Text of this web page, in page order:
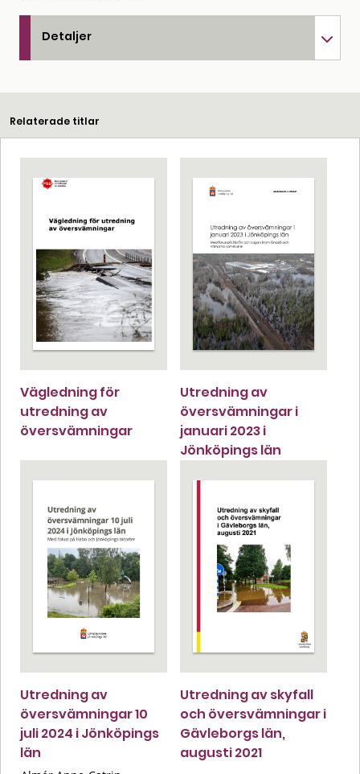
Detaljer
Relaterade titlar
Vägledning för
utredning av
översvämningar
Utredning av
översvämningar i
januari 2023 i
Jönköpings län
Utredning av
översvämningar 10
juli 2024 i Jönköpings
län
Utredning av skyfall
och översvämningar i
Gävleborgs län,
augusti 2021